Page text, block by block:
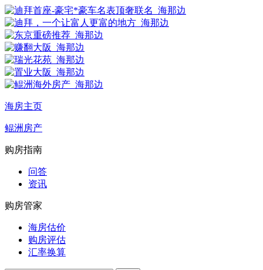
海房主页
鲲洲房产
购房指南
问答
资讯
购房管家
海房估价
购房评估
汇率换算